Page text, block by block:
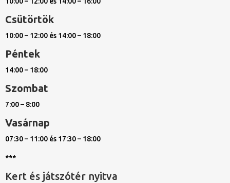
Csütörtök
10:00 – 12:00 és 14:00 – 18:00
Péntek
14:00 – 18:00
Szombat
7:00 – 8:00
Vasárnap
07:30 – 11:00 és 17:30 – 18:00
***
Kert és játszótér nyitva